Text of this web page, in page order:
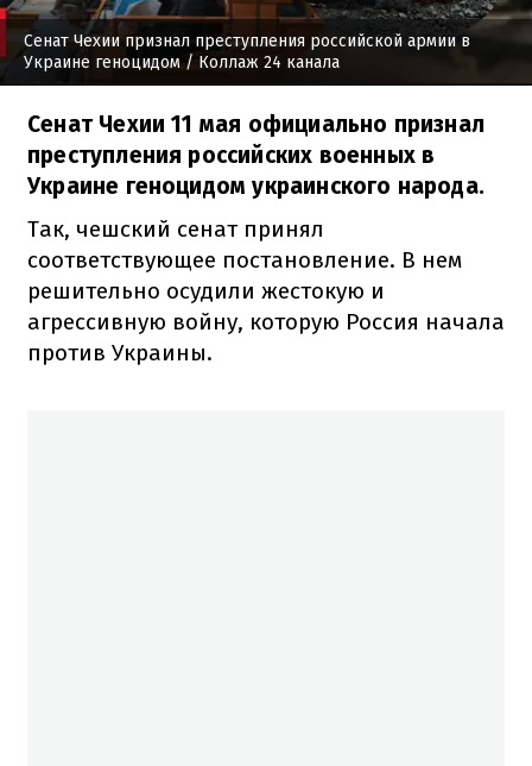
Сенат Чехии признал преступления российской армии в
Украине геноцидом/ Коллаж 24 канала
Сенат Чехии 11 мая официально признал
преступления российских военных в
Украине геноцидом украинского народа.
Так, чешский сенат принял
соответствующее постановление. В нем
решительно осудили жестокую и
агрессивную войну, которую Россия начала
против Украины.